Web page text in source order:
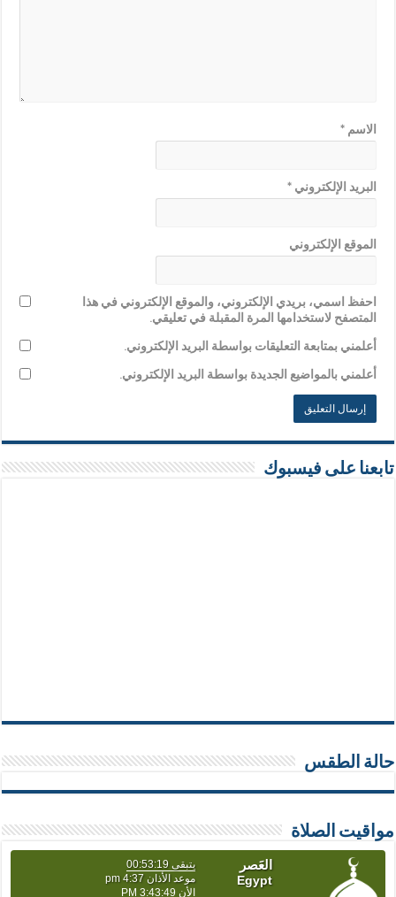
الاسم*
البريد الإلكتروني*
الموقع الإلكتروني
احفظ اسمي، بريدي الإلكتروني، والموقع الإلكتروني في هذا
المتصفح لاستخدامها المرة المقبلة في تعليقي.
أعلمني بمتابعة التعليقات بواسطة البريد الإلكتروني.
أعلمني بالمواضيع الجديدة بواسطة البريد الإلكتروني.
تابعنا على فيسبوك
حالة الطقس
مواقيت الصلاة